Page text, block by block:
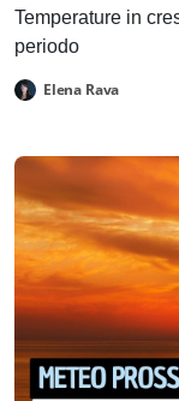
Temperature in
periodo
Elena Rava